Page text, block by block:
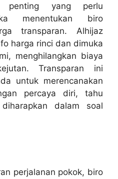
yang perlu
menentukan biro
transparan. Alhijaz
harga rinci dan dimuka
menghilangkan biaya
Transparan ini
untuk merencanakan
percaya diri, tahu
dalam soal
perjalanan pokok, biro